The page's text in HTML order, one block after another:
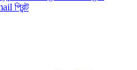
প্রিন্ট